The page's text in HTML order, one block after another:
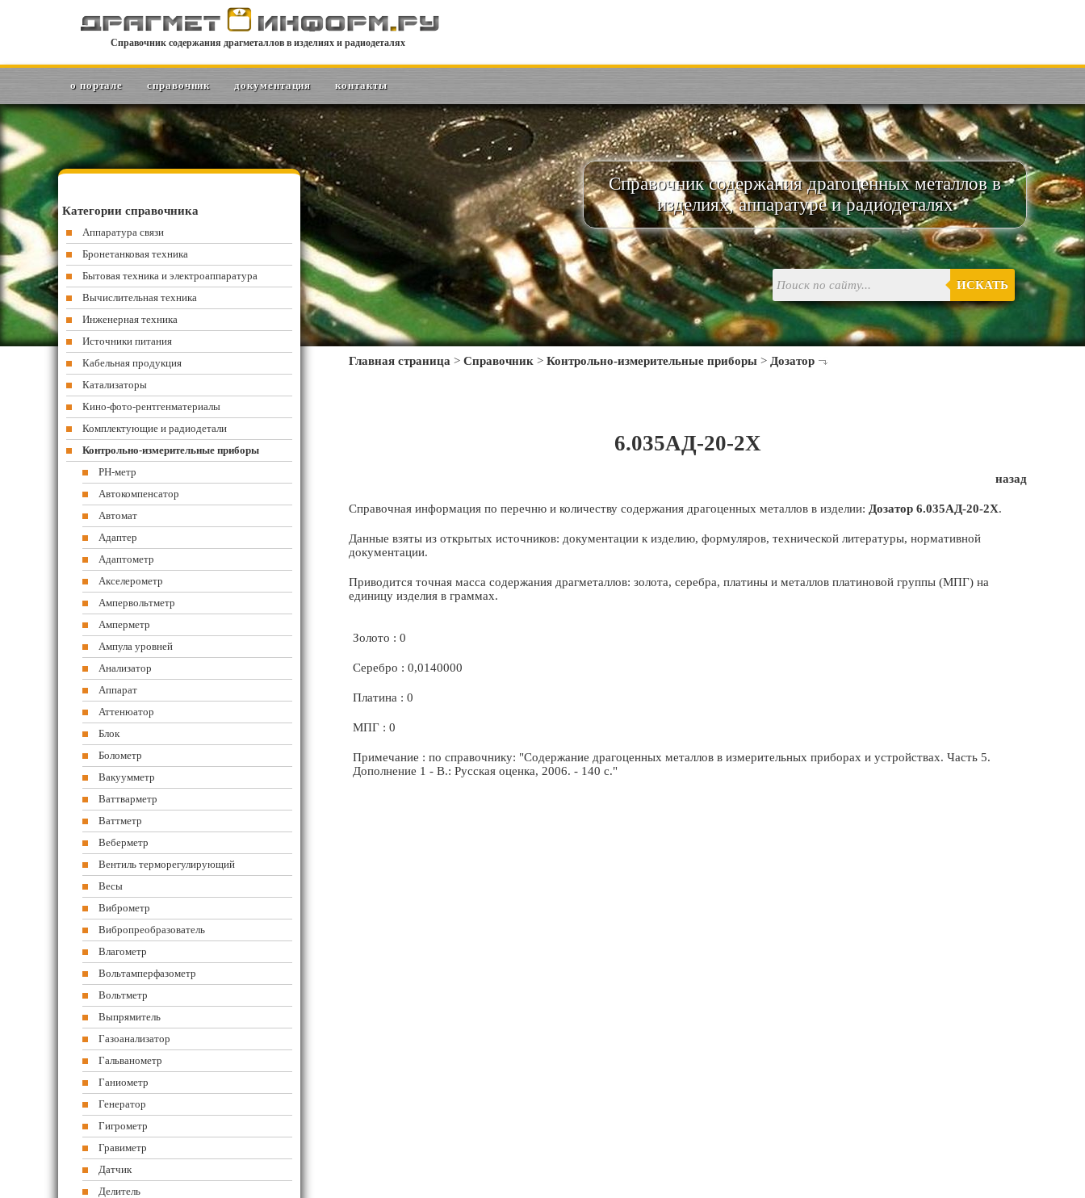
Справочник содержания драгметаллов в изделиях и радиодеталях
о портале справочник документация контакты
Справочник содержания драгоценных металлов в
изделиях, аппаратуре и радиодеталях
ИСКАТЬ
Главная страница > Справочник > Контрольно-измерительные приборы > Дозатор
6.035АД-20-2Х
назад
Справочная информация по перечню и количеству содержания драгоценных металлов в изделии: Дозатор 6.035АД-20-2Х.
Данные взяты из открытых источников: документации к изделию, формуляров, технической литературы, нормативной
документации.
Приводится точная масса содержания драгметаллов: золота, серебра, платины и металлов платиновой группы (МПГ) на
единицу изделия в граммах.
Золото : 0
Серебро : 0,0140000
Платина : 0
МПГ : 0
Примечание : по справочнику: "Содержание драгоценных металлов в измерительных приборах и устройствах. Часть 5.
Дополнение 1 - В.: Русская оценка, 2006. - 140 с."
Категории справочника
Аппаратура связи
Бронетанковая техника
Бытовая техника и электроаппаратура
Вычислительная техника
Инженерная техника
Источники питания
Кабельная продукция
Катализаторы
Кино-фото-рентгенматериалы
Комплектующие и радиодетали
Контрольно-измерительные приборы
PH-метр
Автокомпенсатор
Автомат
Адаптер
Адаптометр
Акселерометр
Ампервольтметр
Амперметр
Ампула уровней
Анализатор
Аппарат
Аттенюатор
Блок
Болометр
Вакуумметр
Ваттварметр
Ваттметр
Веберметр
Вентиль терморегулирующий
Весы
Виброметр
Вибропреобразователь
Влагометр
Вольтамперфазометр
Вольтметр
Выпрямитель
Газоанализатор
Гальванометр
Ганиометр
Генератор
Гигрометр
Гравиметр
Датчик
Делитель